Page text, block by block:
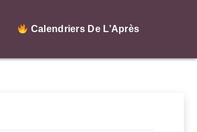
Calendriers De L’Après